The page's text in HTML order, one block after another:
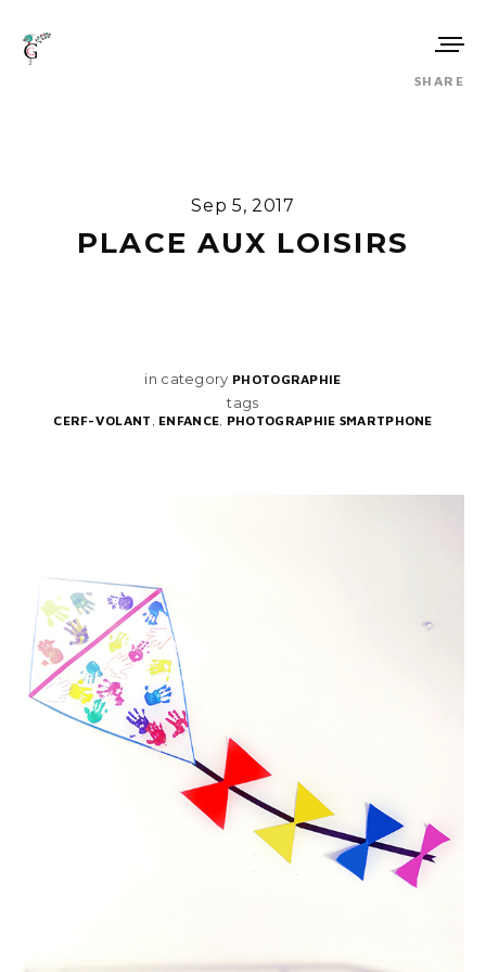
SHARE
Sep 5, 2017
PLACE AUX LOISIRS
in category PHOTOGRAPHIE
tags
CERF-VOLANT ENFANCE PHOTOGRAPHIE SMARTPHONE